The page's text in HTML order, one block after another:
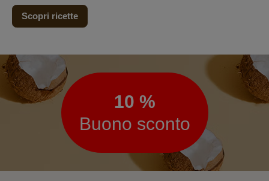
Scopri ricette
Newsletter
10 %
Buono sconto